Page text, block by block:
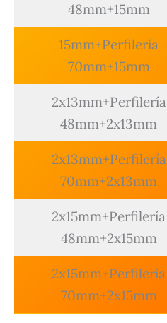
48mm+15mm
15mm+Perfilería
70mm+15mm
2x13mm+Perfilería
48mm+2x13mm
2x13mm+Perfilería
70mm+2x13mm
2x15mm+Perfilería
48mm+2x15mm
2x15mm+Perfilería
70mm+2x15mm